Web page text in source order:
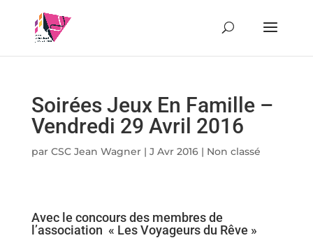
Soirées Jeux En Famille –
Vendredi 29 Avril 2016
par CSC Jean Wagner| J Avr 2016| Non classé
Avec le concours des membres de
l’association « Les Voyageurs du Rêve »